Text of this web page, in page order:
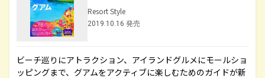
Resort Style
2019.10.16 発売
ビーチ巡りにアトラクション、アイランドグルメにモールショ
ッピングまで、グアムをアクティブに楽しむためのガイドが新